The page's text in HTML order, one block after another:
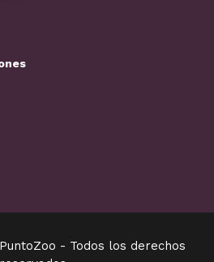
PuntoZoo - Todos los derechos